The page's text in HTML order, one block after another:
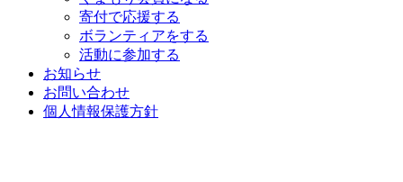
寄付で応援する
ボランティアをする
活動に参加する
お知らせ
お問い合わせ
個人情報保護方針